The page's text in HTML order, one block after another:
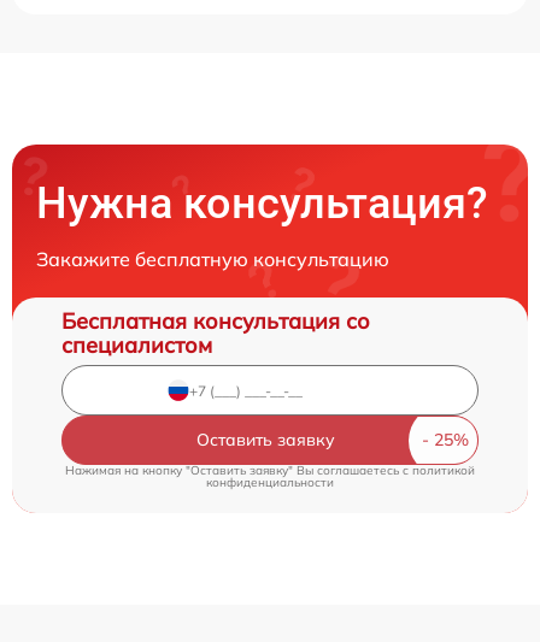
Нужна консультация?
Закажите бесплатную консультацию
Бесплатная консультация со
специалистом
Оставить заявку
Нажимая на кнопку "Оставить заявку" Вы соглашаетесь c политикой
конфиденциальности